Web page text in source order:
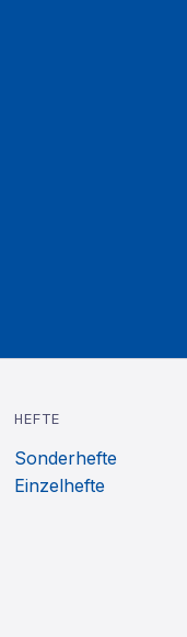
HEFTE
Sonderhefte
Einzelhefte